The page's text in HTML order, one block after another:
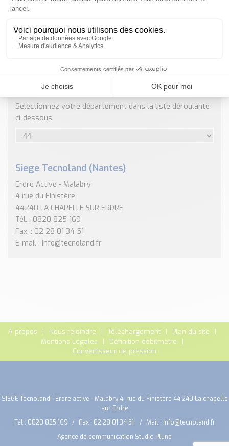
Conseils et Actualités
brasseries
Devis, Tarifs, Renseignements techniques
NOS COORDONNÉES
Selectionnez votre département dans la liste déroulante
ci-dessous.
Siege Tecnoland (Nantes)
Erdre Active - Malabry
4 rue du Finistère
44240 LA CHAPELLE SUR ERDRE
Tél. : 0820 825 169
Fax. : 02 28 01 34 51
E-mail : info@tecnoland.fr
A propos Nous rejoindre Téléchargement
Plan du site
Mentions Légales
Définition débitmètre
Convertisseur de pression
SIEGE Tecnoland - Erdre active - Malabry 4, rue du Finistère 44 240 La chapelle
sur Erdre
Tél : 0820 825 169 Fax : 02 28 01 34 51 Mail : info@tecnoland.fr
Agence de communication Studio Plune